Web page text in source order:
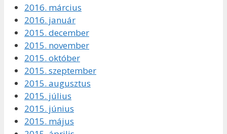
2016. március
2016. január
2015. december
2015. november
2015. október
2015. szeptember
2015. augusztus
2015. július
2015. június
2015. május